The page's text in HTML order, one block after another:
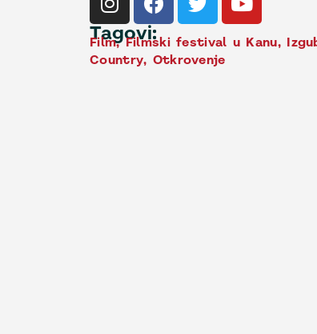
Tagovi:
Film,Filmski festival u Kanu,
Country, Otkrovenje